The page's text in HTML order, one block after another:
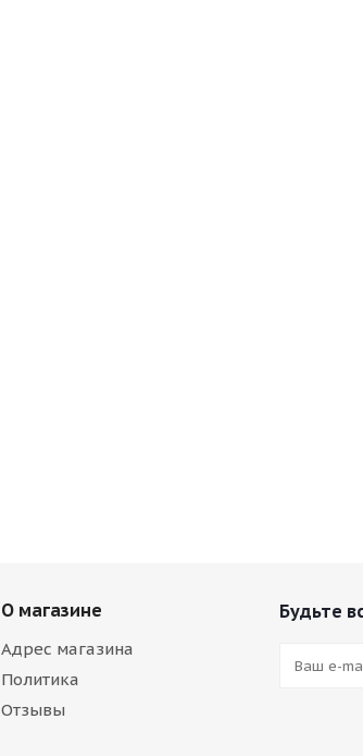
О магазине
Адрес магазина
Политика
Отзывы
Будьте